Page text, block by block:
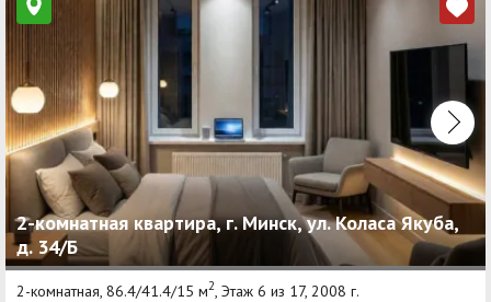
2-комнатная квартира, г. Минск, ул. Коласа Якуба,
д. 34/Б
2-комнатная, 86.4/41.4/15 м2, Этаж 6 из 17, 2008 г.